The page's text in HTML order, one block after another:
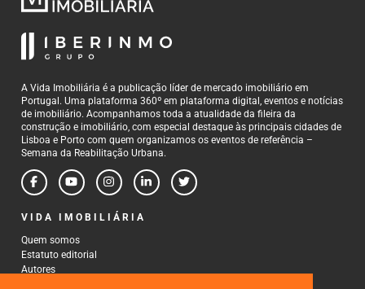
A Vida Imobiliária é a publicação líder de mercado imobiliário em
Portugal. Uma plataforma 360º em plataforma digital, eventos e notícias
de imobiliário. Acompanhamos toda a atualidade da fileira da
construção e imobiliário, com especial destaque às principais cidades de
Lisboa e Porto com quem organizamos os eventos de referência –
Semana da Reabilitação Urbana.
VIDA IMOBILIÁRIA
Quem somos
Estatuto editorial
Autores